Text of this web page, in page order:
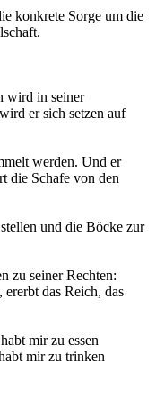
konkrete Sorge um die
wird in seiner
er sich setzen auf
werden. Und er
die Schafe von den
und die Böcke zur
zu seiner Rechten:
das Reich, das
mir zu essen
mir zu trinken